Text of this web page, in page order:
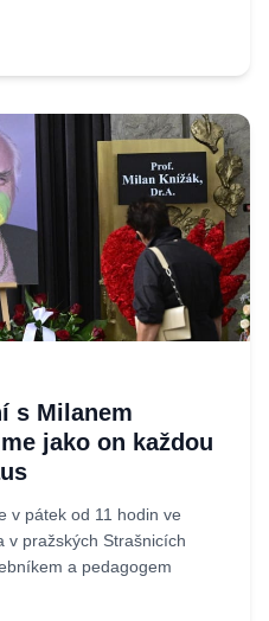
s Milanem
jako on každou
v pátek od 11 hodin ve
v pražských Strašnicích
a pedagogem